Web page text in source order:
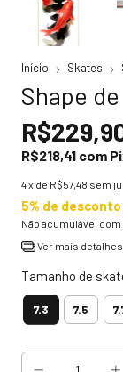
Início Skates
Shape
R$218,41 com
4x de R$57,48 sem
5% de desconto
Não acumulável
Ver mais detalhes
Tamanho de
7.3 7.5